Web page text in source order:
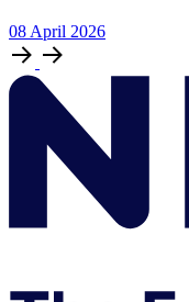
08 April 2026